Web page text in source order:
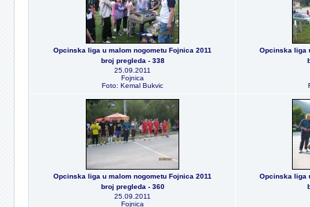
Opcinska liga u malom nogometu Fojnica 2011
broj pregleda - 338
25.09.2011
Fojnica
Foto: Kemal Bukvic
Opcinska liga
Opcinska liga u malom nogometu Fojnica 2011
broj pregleda - 360
25.09.2011
Fojnica
Opcinska liga